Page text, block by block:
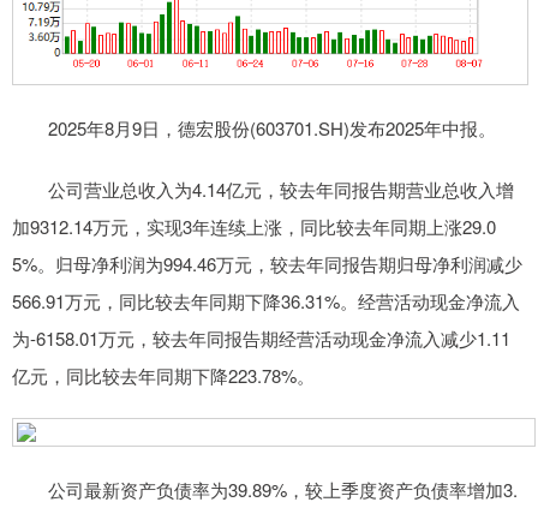
2025年8月9日，德宏股份(603701.SH)发布2025年中报。
公司营业总收入为4.14亿元，较去年同报告期营业总收入增
加9312.14万元，实现3年连续上涨，同比较去年同期上涨29.0
5%。归母净利润为994.46万元，较去年同报告期归母净利润减少
566.91万元，同比较去年同期下降36.31%。经营活动现金净流入
为-6158.01万元，较去年同报告期经营活动现金净流入减少1.11
亿元，同比较去年同期下降223.78%。
公司最新资产负债率为39.89%，较上季度资产负债率增加3.